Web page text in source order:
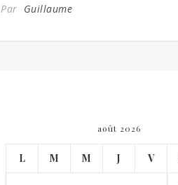
Par Guillaume
août 2026
L M M J V